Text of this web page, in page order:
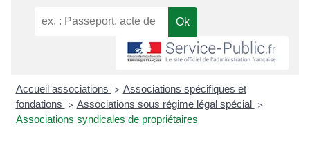
Accueil associations > Associations spécifiques et
fondations
> Associations sous régime légal spécial >
Associations syndicales de propriétaires